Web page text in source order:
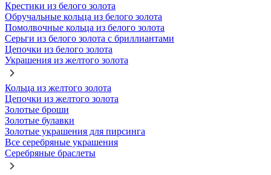
Крестики из белого золота
Обручальные кольца из белого золота
Помолвочные кольца из белого золота
Серьги из белого золота с бриллиантами
Цепочки из белого золота
Украшения из желтого золота
Кольца из желтого золота
Цепочки из желтого золота
Золотые броши
Золотые булавки
Золотые украшения для пирсинга
Все серебряные украшения
Серебряные браслеты